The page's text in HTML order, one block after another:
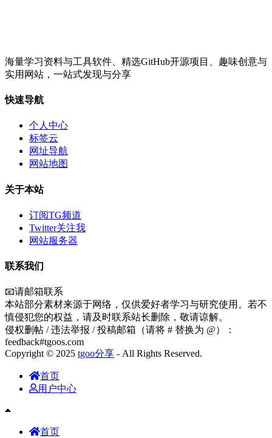
海量学习资料与工具软件、精选GitHub开源项目、趣味创意与
实用网站，一站式发现与分享
快速导航
个人中心
标签云
网址导航
网站地图
关于本站
订阅TG频道
Twitter关注我
网站服务器
联系我们
📧请邮箱联系
本站部分素材来源于网络，仅供爱好者学习与研究使用。若不
慎侵犯您的权益，请及时联系站长删除，敬请谅解。
侵权删帖 / 违法举报 / 投稿邮箱（请将 # 替换为 @）：
feedback#tgoos.com
Copyright © 2025 tgoo分享 - All Rights Reserved.
首页
用户中心
首页